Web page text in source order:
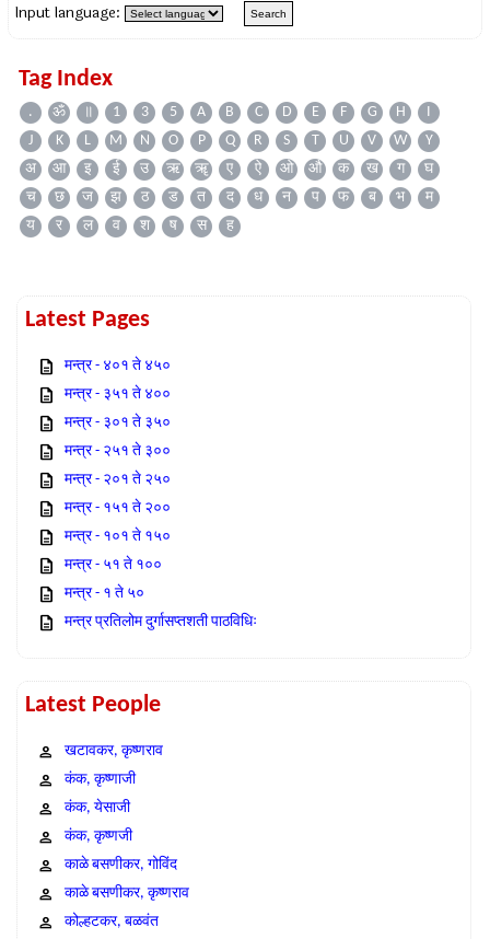
Input language:
Tag Index
. ॐ ॥ 1 3 5 A B C D E F G H
I
J
K L M N O P Q R S T U V W
Y
अ
आ इ ई उ ऋ ॠ ए ऐ ओ औ क ख ग
घ
च
छ ज झ ठ ड त द ध न प फ ब भ
म
य
र ल व श ष स ह
Latest Pages
मन्त्र - ४०१ ते ४५०
मन्त्र - ३५१ ते ४००
मन्त्र - ३०१ ते ३५०
मन्त्र - २५१ ते ३००
मन्त्र - २०१ ते २५०
मन्त्र - १५१ ते २००
मन्त्र - १०१ ते १५०
मन्त्र - ५१ ते १००
मन्त्र - १ ते ५०
मन्त्र प्रतिलोम दुर्गासप्तशती पाठविधिः
Latest People
खटावकर, कृष्णराव
कंक, कृष्णाजी
कंक, येसाजी
कंक, कृष्णजी
काळे बसणीकर, गोविंद
काळे बसणीकर, कृष्णराव
कोल्हटकर, बळवंत